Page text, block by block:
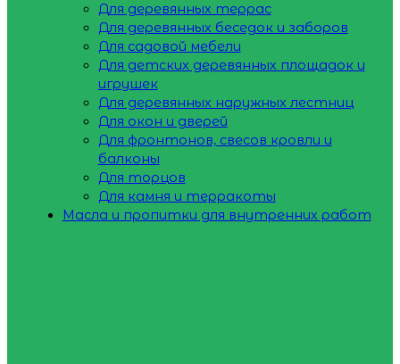
Для деревянных террас
Для деревянных беседок и заборов
Для садовой мебели
Для детских деревянных площадок и
игрушек
Для деревянных наружных лестниц
Для окон и дверей
Для фронтонов, свесов кровли и
балконы
Для торцов
Для камня и терракоты
Масла и пропитки для внутренних работ